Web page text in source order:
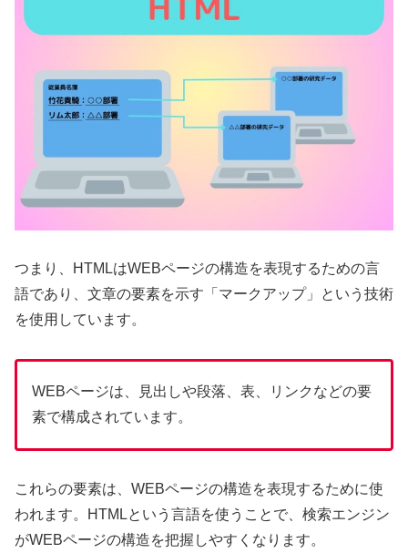
つまり、HTMLはWEBページの構造を表現するための言
語であり、文章の要素を示す「マークアップ」という技術
を使用しています。
WEBページは、見出しや段落、表、リンクなどの要
素で構成されています。
これらの要素は、WEBページの構造を表現するために使
われます。HTMLという言語を使うことで、検索エンジン
がWEBページの構造を把握しやすくなります。